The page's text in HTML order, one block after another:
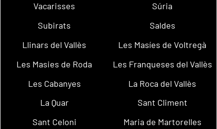
Vacarisses
Súria
Subirats
Saldes
Llinars del Vallès
Les Masíes de Voltregà
Les Masies de Roda
Les Franqueses del Vallès
Les Cabanyes
La Roca del Vallès
La Quar
Sant Climent
Sant Celoni
Maria de Martorelles